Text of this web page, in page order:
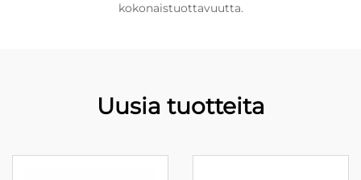
kokonaistuottavuutta.
Uusia tuotteita